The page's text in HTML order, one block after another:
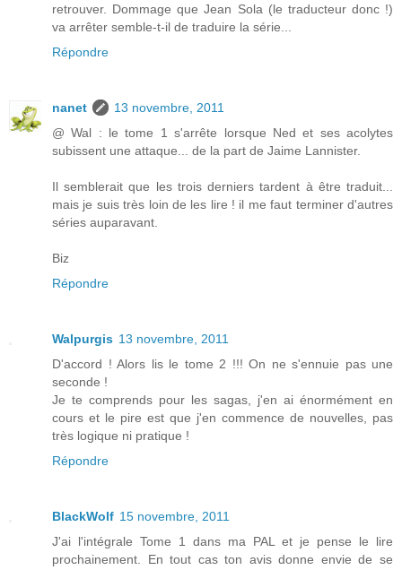
retrouver. Dommage que Jean Sola (le traducteur donc !)
va arrêter semble-t-il de traduire la série...
Répondre
nanet
13 novembre, 2011
@ Wal : le tome 1 s'arrête lorsque Ned et ses acolytes
subissent une attaque... de la part de Jaime Lannister.
Il semblerait que les trois derniers tardent à être traduit...
mais je suis très loin de les lire ! il me faut terminer d'autres
séries auparavant.
Biz
Répondre
Walpurgis 13 novembre, 2011
D'accord ! Alors lis le tome 2 !!! On ne s'ennuie pas une
seconde !
Je te comprends pour les sagas, j'en ai énormément en
cours et le pire est que j'en commence de nouvelles, pas
très logique ni pratique !
Répondre
BlackWolf 15 novembre, 2011
J'ai l'intégrale Tome 1 dans ma PAL et je pense le lire
prochainement. En tout cas ton avis donne envie de se